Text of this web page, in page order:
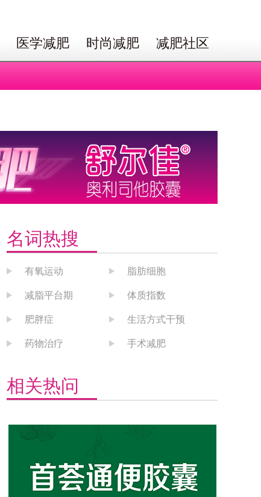
医学减肥 时尚减肥 减肥社区
名词热搜
有氧运动 脂肪细胞
减脂平台期 体质指数
肥胖症 生活方式干预
药物治疗 手术减肥
相关热问